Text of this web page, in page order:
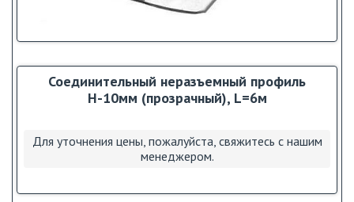
Соединительный неразъемный профиль
Н-10мм (прозрачный), L=6м
Для уточнения цены, пожалуйста, свяжитесь с нашим
менеджером.